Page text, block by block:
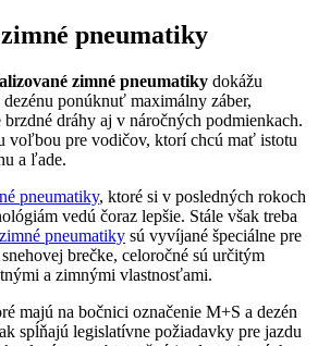
pneumatiky
zimné pneumatiky dokážu
ponúknuť maximálny záber,
dráhy aj v náročných podmienkach.
voľbou pre vodičov, ktorí chcú mať istotu
a ľade.
pneumatiky, ktoré si v posledných rokoch
vedú čoraz lepšie. Stále však treba
zimné pneumatiky sú vyvíjané špeciálne pre
brečke, celoročné sú určitým
a zimnými vlastnosťami.
majú na bočnici označenie M+S a dezén
spĺňajú legislatívne požiadavky pre jazdu